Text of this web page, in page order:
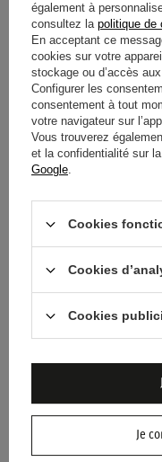
T-SHIRT HOMME
TEAM BMW
2026
69,50 € / article
T-SHIRT HOMME
TEAM BMW
2026 BLANC
également à
consultez la politique de
En acceptant ce
cookies sur votre
stockage ou d’accès
Configurer les
consentement à tout
votre navigateur sur
Vous trouverez
et la confidentialité sur la
Google.
Cookies
Cookies
Cookies
Je